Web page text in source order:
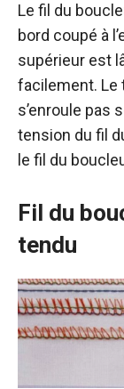
Le fil du
bord coupé à
supérieur est
facilement. Le
s’enroule pas
tension du fil
le fil du
Fil du
tendu